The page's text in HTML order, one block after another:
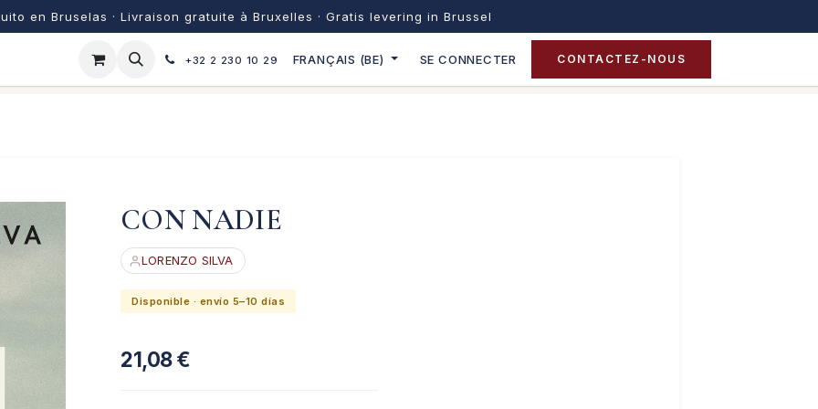
en Bruselas · Livraison gratuite à Bruxelles · Gratis levering in Brussel
+32 2 230 10 29 FRANÇAIS (BE) SE CONNECTER CONTACTEZ-NOUS
CON NADIE
LORENZO SILVA
Disponible · envío 5–10 días
21,08€